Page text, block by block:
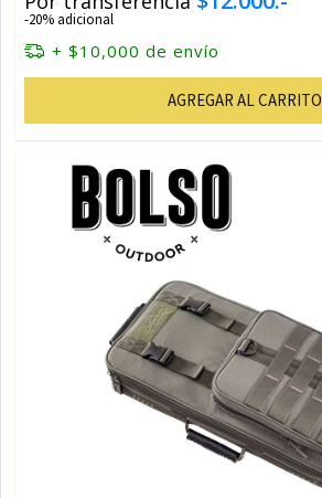
-20% adicional
+ $10,000 de envío
AGREGAR AL CARRITO